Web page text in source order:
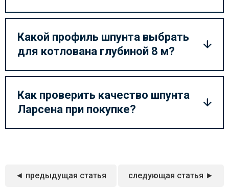
Какой профиль шпунта выбрать
для котлована глубиной 8 м?
Как проверить качество шпунта
Ларсена при покупке?
◄ предыдущая статья следующая статья ►